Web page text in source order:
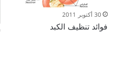
30 أكتوبر 2011
فوائد تنظيف الكبد